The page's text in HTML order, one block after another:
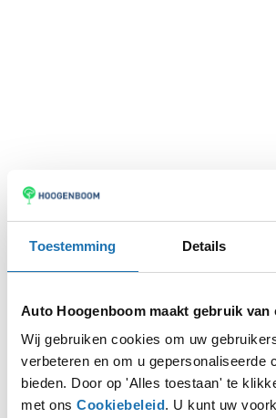
Toestemming Details
Auto Hoogenboom maakt gebruik van
Wij gebruiken cookies om uw
verbeteren en om u gepersonaliseerde
bieden. Door op 'Alles toestaan' te
met ons Cookiebeleid. U kunt uw
Application error: aclient-side exception
loadingwww.autohoogenboom.nl (see the